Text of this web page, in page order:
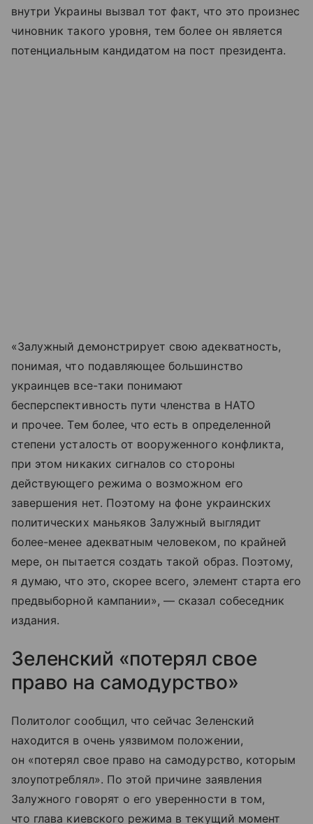
внутри Украины вызвал тот факт, что это произнес
чиновник такого уровня, тем более он является
потенциальным кандидатом на пост президента.
«Залужный демонстрирует свою адекватность,
понимая, что подавляющее большинство
украинцев все-таки понимают
бесперспективность пути членства в НАТО
и прочее. Тем более, что есть в определенной
степени усталость от вооруженного конфликта,
при этом никаких сигналов со стороны
действующего режима о возможном его
завершения нет. Поэтому на фоне украинских
политических маньяков Залужный выглядит
более-менее адекватным человеком, по крайней
мере, он пытается создать такой образ. Поэтому,
я думаю, что это, скорее всего, элемент старта его
предвыборной кампании», — сказал собеседник
издания.
Зеленский «потерял свое
право на самодурство»
Политолог сообщил, что сейчас Зеленский
находится в очень уязвимом положении,
он «потерял свое право на самодурство, которым
злоупотреблял». По этой причине заявления
Залужного говорят о его уверенности в том,
что глава киевского режима в текущий момент